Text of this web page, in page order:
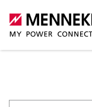
Bornes de distribution